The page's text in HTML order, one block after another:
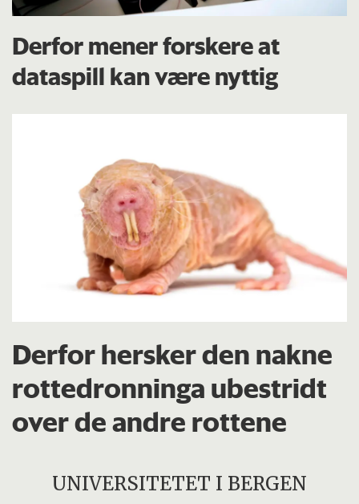
Derfor mener forskere at
dataspill kan være nyttig
Derfor hersker den nakne
rottedronninga ubestridt
over de andre rottene
UNIVERSITETET I BERGEN